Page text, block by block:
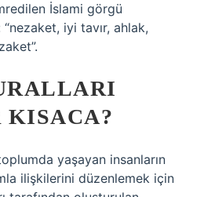
İslami görgü
iyi tavır, ahlak,
KISACA?
yaşayan insanların
ilişkilerini düzenlemek için